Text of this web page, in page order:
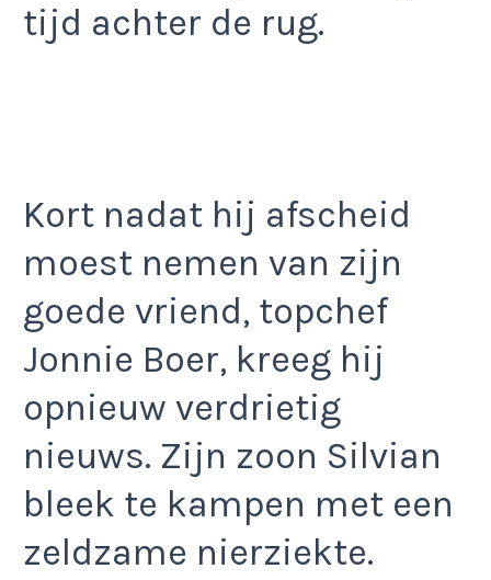
tijd achter de rug.
Kort nadat hij afscheid
moest nemen van zijn
goede vriend, topchef
Jonnie Boer, kreeg hij
opnieuw verdrietig
nieuws. Zijn zoon Silvian
bleek te kampen met een
zeldzame nierziekte.